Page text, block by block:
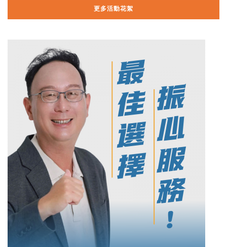
更多活動花絮